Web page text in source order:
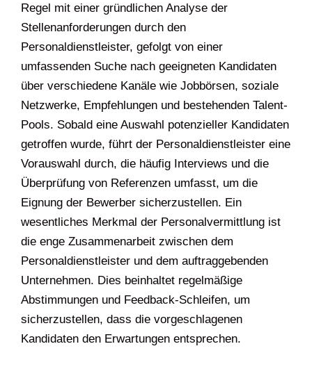
Regel mit einer gründlichen Analyse der
Stellenanforderungen durch den
Personaldienstleister, gefolgt von einer
umfassenden Suche nach geeigneten Kandidaten
über verschiedene Kanäle wie Jobbörsen, soziale
Netzwerke, Empfehlungen und bestehenden Talent-
Pools. Sobald eine Auswahl potenzieller Kandidaten
getroffen wurde, führt der Personaldienstleister eine
Vorauswahl durch, die häufig Interviews und die
Überprüfung von Referenzen umfasst, um die
Eignung der Bewerber sicherzustellen. Ein
wesentliches Merkmal der Personalvermittlung ist
die enge Zusammenarbeit zwischen dem
Personaldienstleister und dem auftraggebenden
Unternehmen. Dies beinhaltet regelmäßige
Abstimmungen und Feedback-Schleifen, um
sicherzustellen, dass die vorgeschlagenen
Kandidaten den Erwartungen entsprechen.